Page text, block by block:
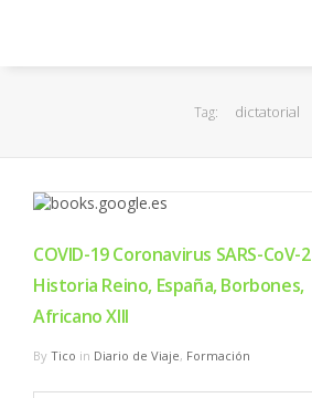
EuroLeague
FIBA
OTROS
Tag: dictatorial
COVID-19 Coronavirus SARS-CoV-2
Historia Reino, España, Borbones,
Africano XIII
By Tico in Diario de Viaje, Formación